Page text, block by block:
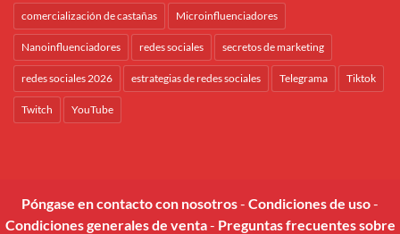
comercialización de castañas Microinfluenciadores
Nanoinfluenciadores redes sociales secretos de marketing
redes sociales 2026 estrategias de redes sociales Telegrama Tiktok
Twitch YouTube
Póngase en contacto con nosotros- Condiciones de uso-
Condiciones generales de venta- Preguntas frecuentes sobre